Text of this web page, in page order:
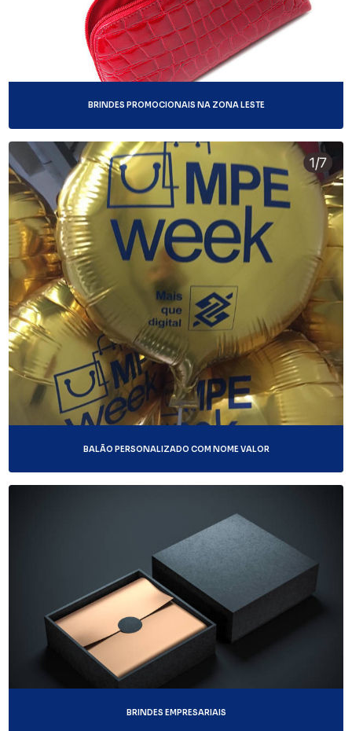
BRINDES PROMOCIONAIS NA ZONA LESTE
BALÃO PERSONALIZADO COM NOME VALOR
BRINDES EMPRESARIAIS